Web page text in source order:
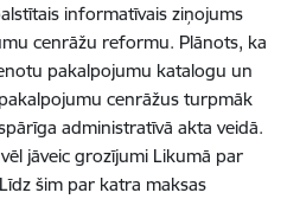
informatīvais ziņojums
cenrāžu reformu. Plānots, ka
pakalpojumu katalogu un
cenrāžus turpmāk
administratīvā akta veidā.
jāveic grozījumi Likumā par
šim par katra maksas